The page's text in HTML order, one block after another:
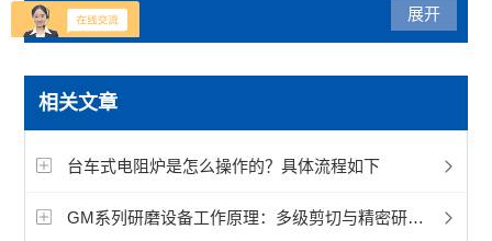
产品分类
陶瓷仪器设备
快速水分测定仪
磨耗仪
陶瓷砖釉面抗龟裂仪
展开
相关文章
台车式电阻炉是怎么操作的？具体流程如下
GM系列研磨设备工作原理：多级剪切与精密研磨的协同之道